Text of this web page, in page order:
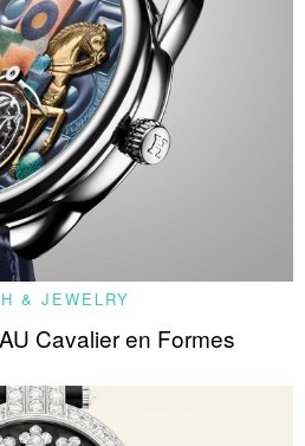
& JEWELRY
Cavalier en Formes